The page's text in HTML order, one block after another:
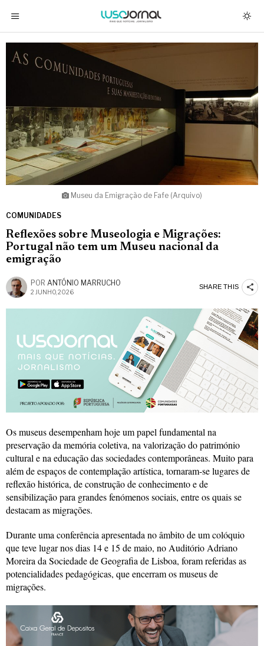
Museu da Emigração de Fafe (Arquivo)
COMUNIDADES
Reflexões sobre Museologia e Migrações:
Portugal não tem um Museu nacional da
emigração
POR ANTÓNIO MARRUCHO
2 JUNHO, 2026
SHARE THIS
Os museus desempenham hoje um papel fundamental na
preservação da memória coletiva, na valorização do património
cultural e na educação das sociedades contemporâneas. Muito para
além de espaços de contemplação artística, tornaram-se lugares de
reflexão histórica, de construção de conhecimento e de
sensibilização para grandes fenómenos sociais, entre os quais se
destacam as migrações.
Durante uma conferência apresentada no âmbito de um colóquio
que teve lugar nos dias 14 e 15 de maio, no Auditório Adriano
Moreira da Sociedade de Geografia de Lisboa, foram referidas as
potencialidades pedagógicas, que encerram os museus de
migrações.